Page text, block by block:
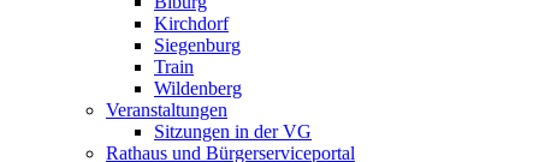
Kirchdorf
Siegenburg
Train
Wildenberg
Veranstaltungen
Sitzungen in der VG
Rathaus und Bürgerserviceportal